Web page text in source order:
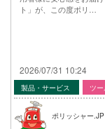
ト」が、この度ポリ…
2026/07/31 10:24
製品・サービス ツ
ポリッシャー.JP